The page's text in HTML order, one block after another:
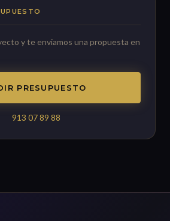
y te enviamos una propuesta en
PRESUPUESTO
913 07 89 88